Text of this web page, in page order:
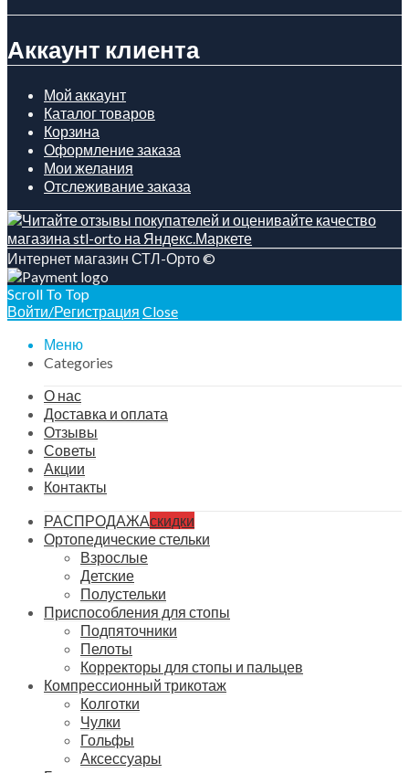
Аккаунт клиента
Мой аккаунт
Каталог товаров
Корзина
Оформление заказа
Мои желания
Отслеживание заказа
Интернет магазин СТЛ-Орто ©
Scroll To Top
Войти/Регистрация Close
Меню
Categories
О нас
Доставка и оплата
Отзывы
Советы
Акции
Контакты
РАСПРОДАЖАскидки
Ортопедические стельки
Взрослые
Детские
Полустельки
Приспособления для стопы
Подпяточники
Пелоты
Корректоры для стопы и пальцев
Компрессионный трикотаж
Колготки
Чулки
Гольфы
Аксессуары